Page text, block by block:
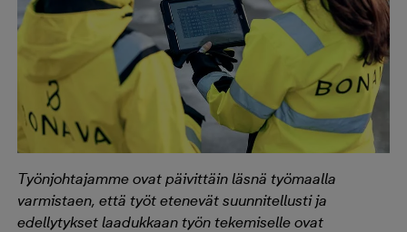
Työnjohtajamme ovat päivittäin läsnä työmaalla
varmistaen, että työt etenevät suunnitellusti ja
edellytykset laadukkaan työn tekemiselle ovat